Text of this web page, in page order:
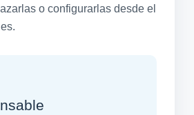
o configurarlas desde el